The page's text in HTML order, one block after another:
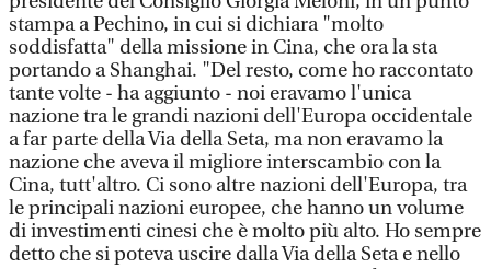
stampa a Pechino, in cui si dichiara "molto
soddisfatta" della missione in Cina, che ora la sta
portando a Shanghai. "Del resto, come ho raccontato
tante volte - ha aggiunto - noi eravamo l'unica
nazione tra le grandi nazioni dell'Europa occidentale
a far parte della Via della Seta, ma non eravamo la
nazione che aveva il migliore interscambio con la
Cina, tutt'altro. Ci sono altre nazioni dell'Europa, tra
le principali nazioni europee, che hanno un volume
di investimenti cinesi che è molto più alto. Ho sempre
detto che si poteva uscire dalla Via della Seta e nello